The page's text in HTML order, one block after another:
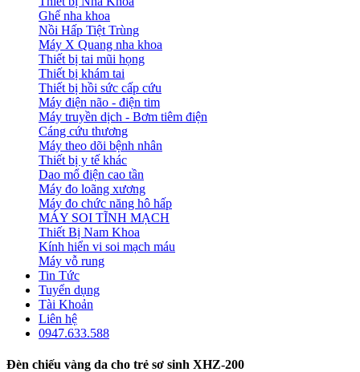
Ghế nha khoa
Nồi Hấp Tiệt Trùng
Máy X Quang nha khoa
Thiết bị tai mũi họng
Thiết bị khám tai
Thiết bị hồi sức cấp cứu
Máy điện não - điện tim
Máy truyền dịch - Bơm tiêm điện
Cáng cứu thương
Máy theo dõi bệnh nhân
Thiết bị y tế khác
Dao mổ điện cao tần
Máy đo loãng xương
Máy đo chức năng hô hấp
MÁY SOI TĨNH MẠCH
Thiết Bị Nam Khoa
Kính hiển vi soi mạch máu
Máy vỗ rung
Tin Tức
Tuyển dụng
Tài Khoản
Liên hệ
0947.633.588
Đèn chiếu vàng da cho trẻ sơ sinh XHZ-200